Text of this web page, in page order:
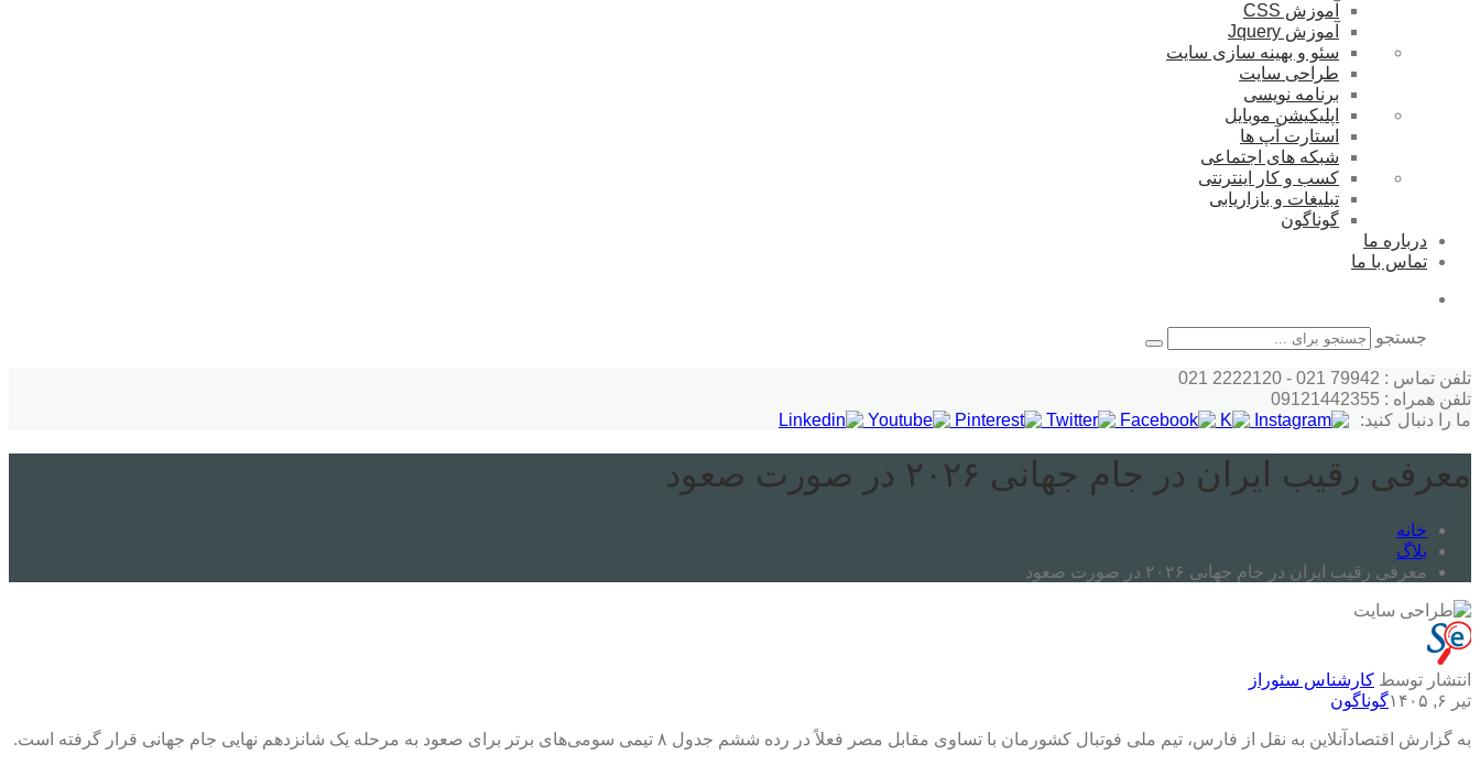
آموزش CSS
آموزش Jquery
سئو و بهینه سازی سایت
طراحی سایت
برنامه نویسی
اپلیکیشن موبایل
استارت آپ ها
شبکه های اجتماعی
کسب و کار اینترنتی
تبلیغات و بازاریابی
گوناگون
درباره ما
تماس با ما
جستجو
تلفن تماس : 79942 021 - 2222120 021
تلفن همراه : 09121442355
ما را دنبال کنید:
معرفی رقیب ایران در جام جهانی ۲۰۲۶ در صورت صعود
خانه
بلاگ
معرفی رقیب ایران در جام جهانی ۲۰۲۶ در صورت صعود
انتشار توسط کارشناس سئوراز
تیر ۶, ۱۴۰۵
گوناگون
به گزارش اقتصادآنلاین به نقل از فارس، تیم ملی فوتبال کشورمان با تساوی مقابل مصر فعلاً در رده ششم جدول ۸ تیمی سومی‌های برتر برای صعود به مرحله یک شانزدهم نهایی جام جهانی قرار گرفته است.